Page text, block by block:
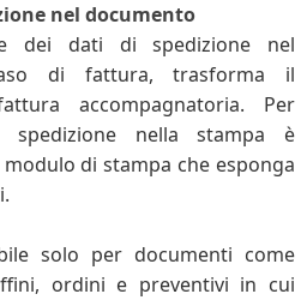
nel documento
dei dati di spedizione nel
di fattura, trasforma il
accompagnatoria. Per
nella stampa è
di stampa che esponga
solo per documenti come
ordini e preventivi in cui